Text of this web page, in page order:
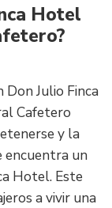
Hotel
Julio Finca
Cafetero
y la
encuentra un
Hotel. Este
a vivir una